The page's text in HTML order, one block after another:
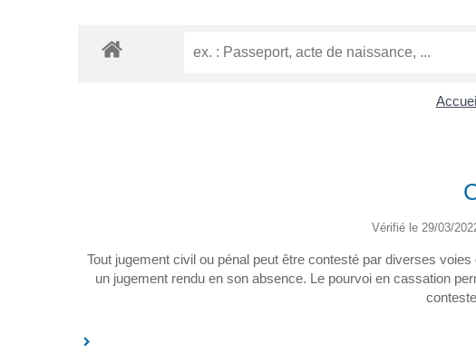
Vérifié le 29/03/
Tout jugement civil ou pénal peut être contesté par diverses
un jugement rendu en son absence. Le pourvoi en cassation